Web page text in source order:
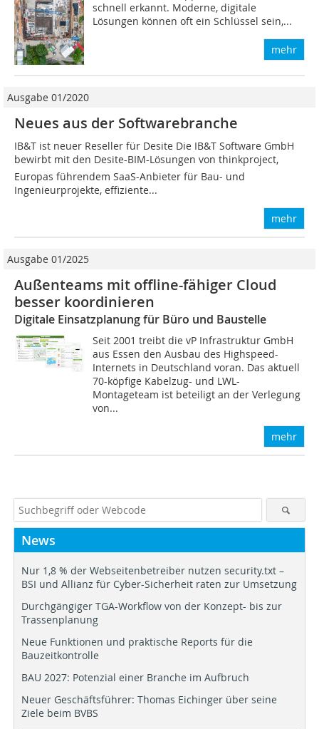
schnell erkannt. Moderne, digitale
Lösungen können oft ein Schlüssel sein,...
mehr
Ausgabe 01/2020
Neues aus der Softwarebranche
IB&T ist neuer Reseller für Desite Die IB&T Software GmbH
bewirbt mit den Desite-BIM-Lösungen von thinkproject,
Europas führendem SaaS-Anbieter für Bau- und
Ingenieurprojekte, effiziente...
mehr
Ausgabe 01/2025
Außenteams mit offline-fähiger Cloud
besser koordinieren
Digitale Einsatzplanung für Büro und Baustelle
Seit 2001 treibt die vP Infrastruktur GmbH
aus Essen den Ausbau des Highspeed-
Internets in Deutschland voran. Das aktuell
70-köpfige Kabelzug- und LWL-
Montageteam ist beteiligt an der Verlegung
von...
mehr
News
Nur 1,8 % der Webseitenbetreiber nutzen security.txt –
BSI und Allianz für Cyber-Sicherheit raten zur Umsetzung
Durchgängiger TGA-Workflow von der Konzept- bis zur
Trassenplanung
Neue Funktionen und praktische Reports für die
Bauzeitkontrolle
BAU 2027: Potenzial einer Branche im Aufbruch
Neuer Geschäftsführer: Thomas Eichinger über seine
Ziele beim BVBS